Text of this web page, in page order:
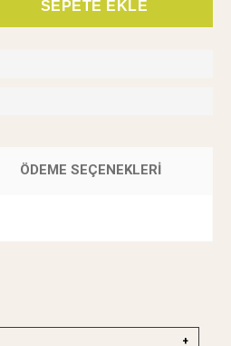
ÖDEME SEÇENEKLERI